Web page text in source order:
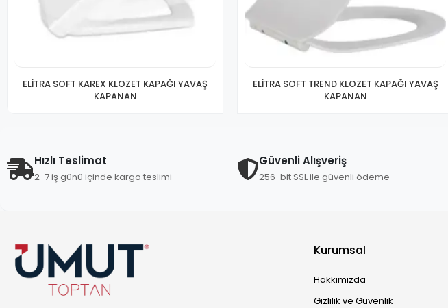
ELİTRA SOFT KAREX KLOZET KAPAĞI YAVAŞ
KAPANAN
ELİTRA SOFT TREND KLOZET KAPAĞI YAVAŞ
KAPANAN
Hızlı Teslimat
2-7 iş günü içinde kargo teslimi
Güvenli Alışveriş
256-bit SSL ile güvenli ödeme
Kurumsal
Hakkımızda
Gizlilik ve Güvenlik